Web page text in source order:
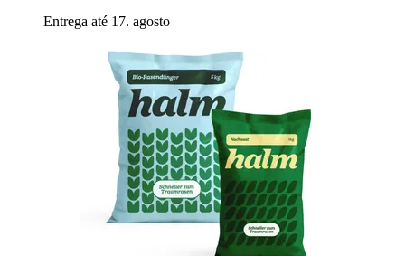
Entrega até 17. agosto